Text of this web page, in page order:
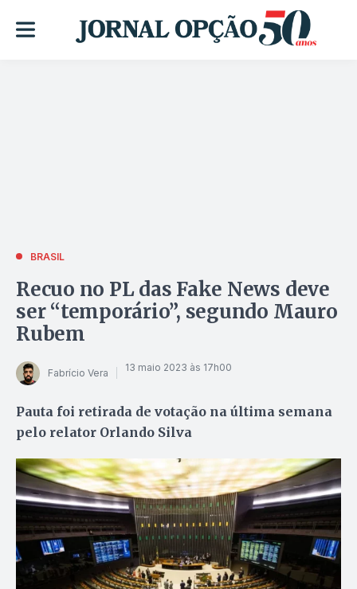
BRASIL
Recuo no PL das Fake News deve
ser “temporário”, segundo Mauro
Rubem
Fabrício Vera 13 maio 2023 às 17h00
Pauta foi retirada de votação na última semana
pelo relator Orlando Silva